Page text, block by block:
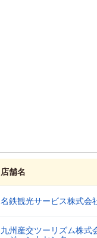
店舗名
名鉄観光サービス株式
九州産交ツーリズム株